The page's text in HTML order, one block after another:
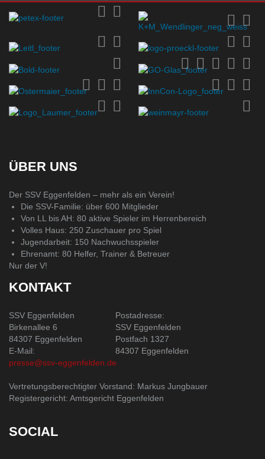
ÜBER UNS
Der SSV Eggenfelden – mehr als ein Verein!
Die SSV-Familie: über 600 Mitglieder
Von LL bis AH: 80 aktive Spieler im Herrenbereich
Volles Haus: 250 Zuschauer pro Spiel
Jugendarbeit: 150 Nachwuchsspieler
Ehrenamt: 80 Helfer, Trainer & Betreuer
Nur der V!
KONTAKT
SSV Eggenfelden
Birkenallee 6
84307 Eggenfelden
E-Mail:
presse@ssv-eggenfelden.de
Postadresse:
SSV Eggenfelden
Postfach 1327
84307 Eggenfelden
Vertretungsberechtigter Vorstand: Markus Jungbauer
Registergericht: Amtsgericht Eggenfelden
SOCIAL